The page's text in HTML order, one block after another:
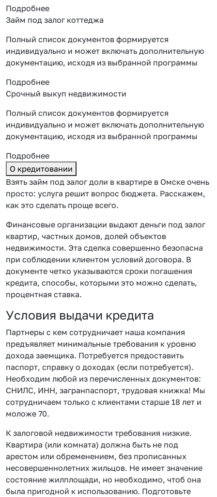
Подробнее
Займ под залог коттеджа
Полный список документов формируется
индивидуально и может включать дополнительную
документацию, исходя из выбранной программы
Подробнее
Срочный выкуп недвижимости
Полный список документов формируется
индивидуально и может включать дополнительную
документацию, исходя из выбранной программы
Подробнее
О кредитовании
Взять займ под залог доли в квартире в Омске очень
просто: услуга решит вопрос бюджета. Расскажем,
как это сделать проще всего.
Финансовые организации выдают деньги под залог
квартир, частных домов, долей объектов
недвижимости. Эта сделка совершенно безопасна
при соблюдении клиентом условий договора. В
документе четко указываются сроки погашения
кредита, способы, которыми это можно сделать,
процентная ставка.
Условия выдачи кредита
Партнеры с кем сотрудничает наша компания
предъявляет минимальные требования к уровню
дохода заемщика. Потребуется предоставить
паспорт, справку о доходах (если потребуется).
Необходим любой из перечисленных документов:
СНИЛС, ИНН, загранпаспорт, трудовая книжка! Мы
сотрудничаем только с клиентами старше 18 лет и
моложе 70.
К залоговой недвижимости требования низкие.
Квартира (или комната) должна быть не под
арестом или обременением, без прописанных
несовершеннолетних жильцов. Не имеет значение
состояние жилплощади, но необходимо, чтоб она
была пригодной к использованию. Подготовьте